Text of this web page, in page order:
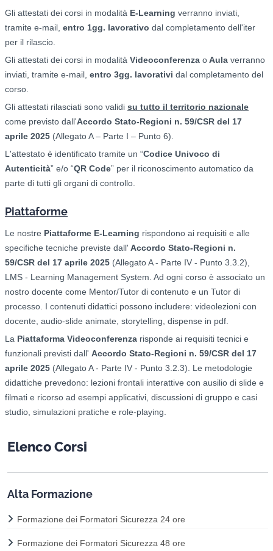
Gli attestati dei corsi in modalità E-Learning verranno inviati,
tramite e-mail, entro 1gg. lavorativo dal completamento dell'iter
per il rilascio.
Gli attestati dei corsi in modalità Videoconferenza oAula verranno
inviati, tramite e-mail, entro 3gg. lavorativi dal completamento del
corso.
Gli attestati rilasciati sono validi su tutto il territorio nazionale
come previsto dall'Accordo Stato-Regioni n. 59/CSR del 17
aprile 2025 (Allegato A – Parte I – Punto 6).
L'attestato è identificato tramite un “Codice Univoco di
Autenticità” e/o “QR Code” per il riconoscimento automatico da
parte di tutti gli organi di controllo.
Piattaforme
Le nostre Piattaforme E-Learning rispondono ai requisiti e alle
specifiche tecniche previste dall' Accordo Stato-Regioni n.
59/CSR del 17 aprile 2025 (Allegato A - Parte IV - Punto 3.3.2),
LMS - Learning Management System. Ad ogni corso è associato un
nostro docente come Mentor/Tutor di contenuto e un Tutor di
processo. I contenuti didattici possono includere: videolezioni con
docente, audio-slide animate, storytelling, dispense in pdf.
La Piattaforma Videoconferenza risponde ai requisiti tecnici e
funzionali previsti dall' Accordo Stato-Regioni n. 59/CSR del 17
aprile 2025 (Allegato A - Parte IV - Punto 3.2.3). Le metodologie
didattiche prevedono: lezioni frontali interattive con ausilio di slide e
filmati e ricorso ad esempi applicativi, discussioni di gruppo e casi
studio, simulazioni pratiche e role-playing.
Elenco Corsi
Alta Formazione
Formazione dei Formatori Sicurezza 24 ore
Formazione dei Formatori Sicurezza 48 ore